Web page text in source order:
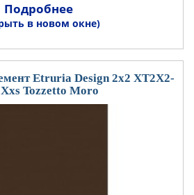
Подробнее
в новом окне)
Etruria Design 2x2 XT2X2-
Tozzetto Moro